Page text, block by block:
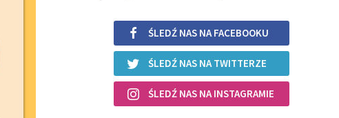
ŚLEDŹ NAS NA FACEBOOKU
ŚLEDŹ NAS NA TWITTERZE
ŚLEDŹ NAS NA INSTAGRAMIE